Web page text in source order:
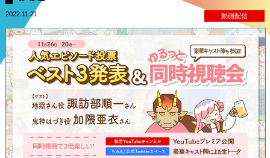
2022.11.21 動画配信